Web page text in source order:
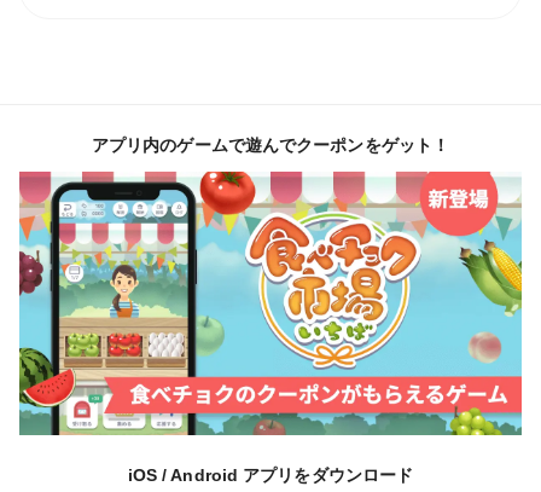
アプリ内のゲームで遊んでクーポンをゲット！
iOS / Android アプリをダウンロード